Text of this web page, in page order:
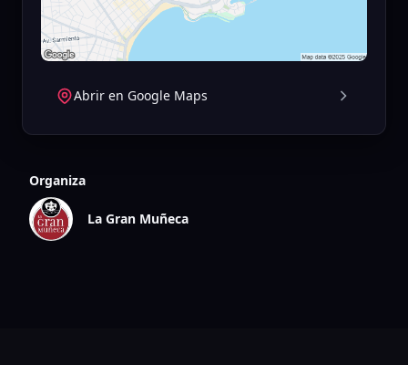
Abrir en Google Maps
Organiza
La Gran Muñeca